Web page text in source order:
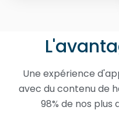
Une expérience
avec du contenu de
98% de nos